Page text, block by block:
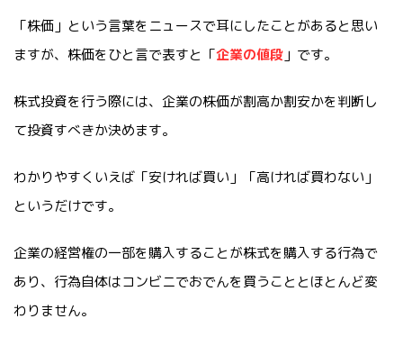
「株価」という言葉をニュースで耳にしたことがあると思い
ますが、株価をひと言で表すと「企業の値段 」です。
株式投資を行う際には、企業の株価が割高か割安かを判断し
て投資すべきか決めます。
わかりやすくいえば「安ければ買い」「高ければ買わない」
というだけです。
企業の経営権の一部を購入することが株式を購入する行為で
あり、行為自体はコンビニでおでんを買うこととほとんど変
わりません。